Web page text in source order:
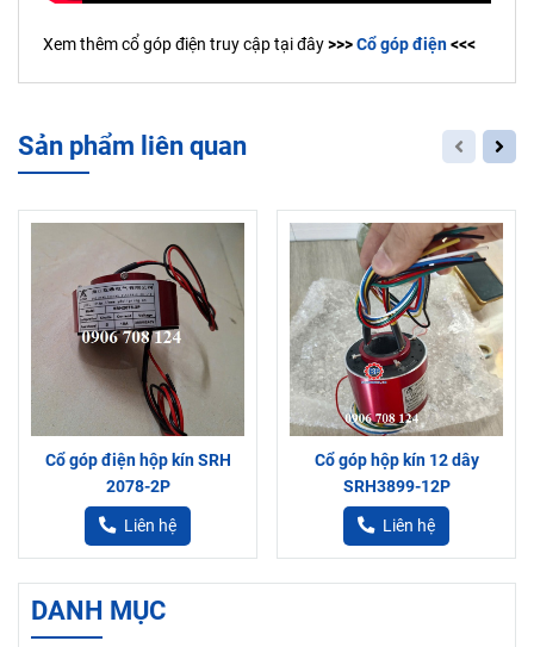
Xem thêm cổ góp điện truy cập tại đây>>>Cổ góp điện<<<
Sản phẩm liên quan
Cổ góp điện hộp kín SRH
2078-2P
Liên hệ
Cổ góp hộp kín 12 dây
SRH3899-12P
Liên hệ
DANH MỤC